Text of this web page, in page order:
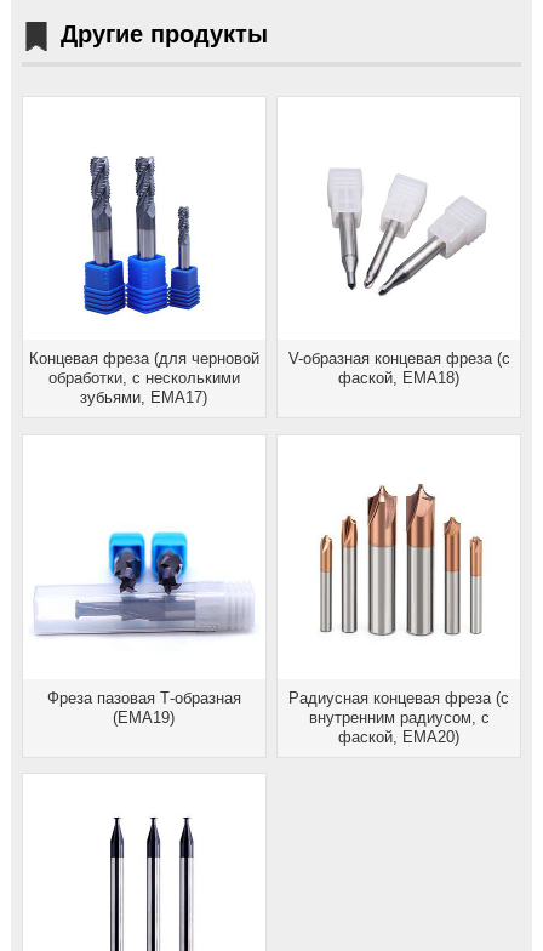
Другие продукты
Концевая фреза (для черновой
обработки, с несколькими
зубьями, EMA17)
V-образная концевая фреза (с
фаской, EMA18)
Фреза пазовая Т-образная
(EMA19)
Радиусная концевая фреза (с
внутренним радиусом, с
фаской, EMA20)